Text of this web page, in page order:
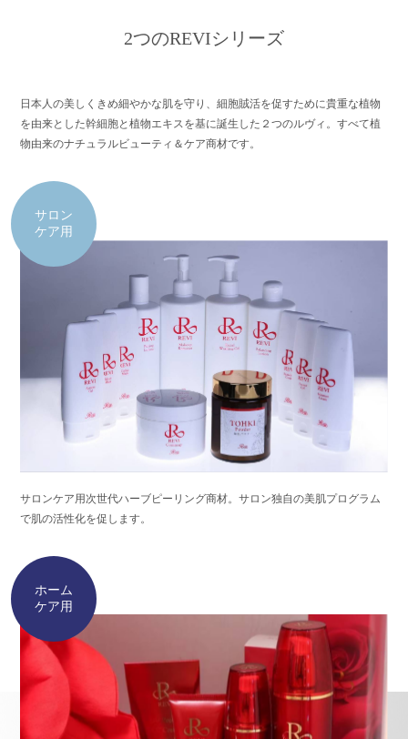
2つのREVIシリーズ
日本人の美しくきめ細やかな肌を守り、細胞賊活を促すために貴重な植物
を由来とした幹細胞と植物エキスを基に誕生した２つのルヴィ。すべて植
物由来のナチュラルビューティ＆ケア商材です。
サロン
ケア用
サロンケア用次世代ハーブピーリング商材。サロン独自の美肌プログラム
で肌の活性化を促します。
ホーム
ケア用